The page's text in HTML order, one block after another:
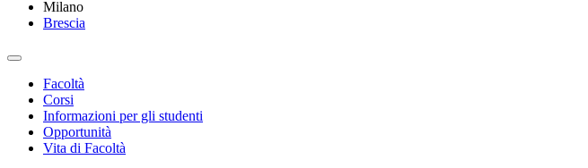
Milano
Brescia
Facoltà
Corsi
Informazioni per gli studenti
Opportunità
Vita di Facoltà